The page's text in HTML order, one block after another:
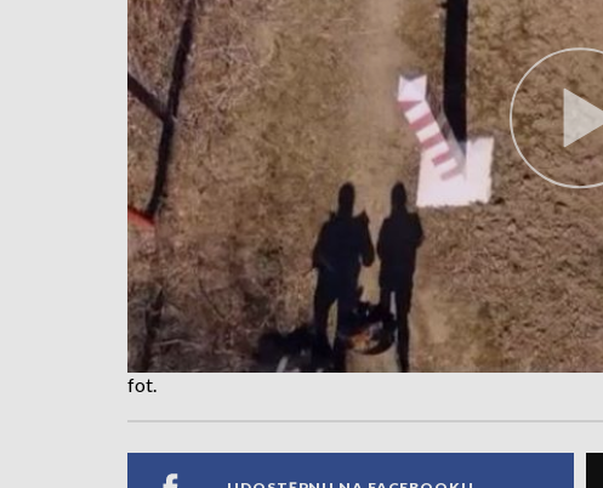
fot.